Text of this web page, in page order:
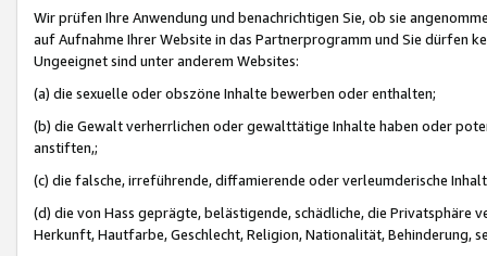
Wir prüfen Ihre Anwendung und benachrichtigen Sie, ob sie
auf Aufnahme Ihrer Website in das Partnerprogramm und Sie dürfen
Ungeeignet sind unter anderem Websites:
(a) die sexuelle oder obszöne Inhalte bewerben oder enthalten;
(b) die Gewalt verherrlichen oder gewalttätige Inhalte haben oder
anstiften,;
(c) die falsche, irreführende, diffamierende oder verleumderische
(d) die von Hass geprägte, belästigende, schädliche, die Privatsphäre
Herkunft, Hautfarbe, Geschlecht, Religion, Nationalität, Behinderung,